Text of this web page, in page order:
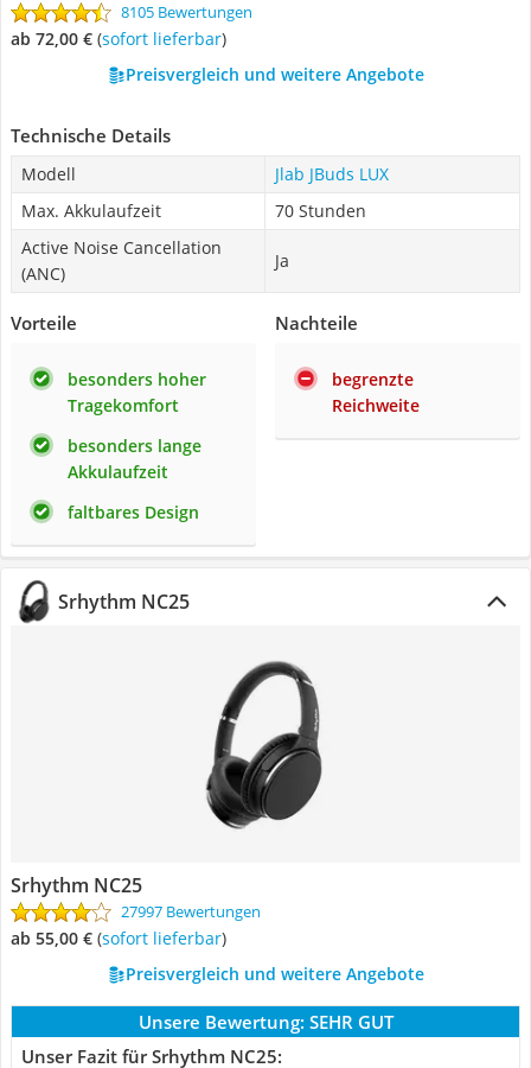
8105 Bewertungen
ab 72,00 € ( Sofort lieferbar)
Preisvergleich und weitere Angebote
Technische Details
Modell
Jlab JBuds LUX
Max. Akkulaufzeit
70 Stunden
Active Noise Cancellation
(ANC)
Ja
Vorteile
besonders hoher
Tragekomfort
besonders lange
Akkulaufzeit
faltbares Design
Nachteile
begrenzte
Reichweite
Srhythm NC25
Srhythm NC25
27997 Bewertungen
ab 55,00 € ( Sofort lieferbar)
Preisvergleich und weitere Angebote
Unsere Bewertung: SEHR GUT
Unser Fazit für Srhythm NC25: